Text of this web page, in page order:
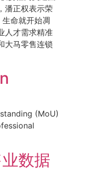
潘正权表示荣
命就开始凋
人才需求精准
大马零售连锁
(MoU)
数据